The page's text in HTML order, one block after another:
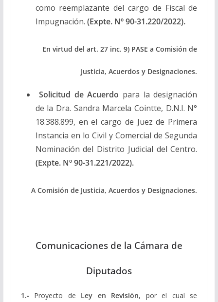
como reemplazante del cargo de Fiscal de
Impugnación. (Expte. Nº 90-31.220/2022).
En virtud del art. 27 inc. 9) PASE a Comisión de
Justicia, Acuerdos y Designaciones.
Solicitud de Acuerdo para la designación
de la Dra. Sandra Marcela Cointte, D.N.I. N°
18.388.899, en el cargo de Juez de Primera
Instancia en lo Civil y Comercial de Segunda
Nominación del Distrito Judicial del Centro.
(Expte. Nº 90-31.221/2022).
A Comisión de Justicia, Acuerdos y Designaciones.
Comunicaciones de la Cámara de
Diputados
1.- Proyecto de Ley en Revisión, por el cual se